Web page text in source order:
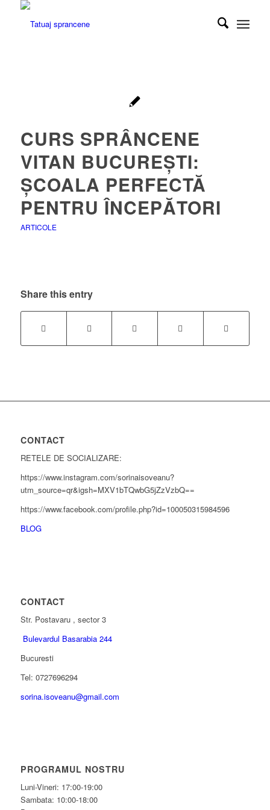
CURS SPRÂNCENE
VITAN BUCUREȘTI:
ȘCOALA PERFECTĂ
PENTRU ÎNCEPĂTORI
ARTICOLE
Share this entry
CONTACT
RETELE DE SOCIALIZARE:
https://www.instagram.com/sorinaisoveanu?
utm_source=qr&igsh=MXV1bTQwbG5jZzVzbQ==
https://www.facebook.com/profile.php?id=100050315984596
BLOG
CONTACT
Str. Postavaru , sector 3
Bulevardul Basarabia 244
Bucuresti
Tel: 0727696294
sorina.isoveanu@gmail.com
PROGRAMUL NOSTRU
Luni-Vineri: 17:00-19:00
Sambata: 10:00-18:00